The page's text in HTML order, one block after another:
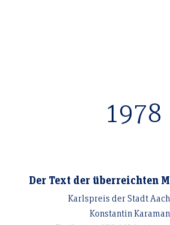
1978
Der Text der überreichten
Karlspreis der Stadt
Konstantin